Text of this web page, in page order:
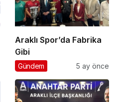
Araklı Spor’da Fabrika
Gibi
Gündem 5 ay önce